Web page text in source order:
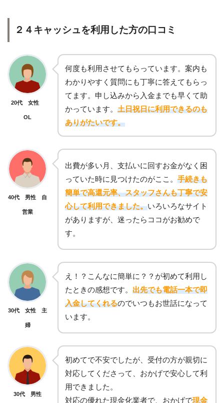
２４キャッシュを利用した方の口コミ
20代 女性
OL
何度も利用させてもらっています。案内も
わかりやすく質問にも丁寧に答えてもらっ
てます。申し込みから入金までも早くて助
かっています。 土日祝日に利用できるのも
ありがたいです。
40代 男性 自
営業
出費が多い月、支払いに回すお金がなく困
っていた時に見つけたのがここ。 手続きも
簡単で高還元率、スタッフさんも丁寧で安
心して利用できました。いろいろなサイト
がありますが、迷ったらココがお勧めで
す。
30代 女性 主
婦
え！？こんなに簡単に？？が初めて利用し
たときの感想です。 出先でも電話一本で即
入金してくれるのでいつもお世話になって
います。
30代 男性
初めてで不安でしたが、受付の方が親切に
対応してくださって、おかげで安心して利
用できました。
対応の優れた現金化業者で、おかげで現金